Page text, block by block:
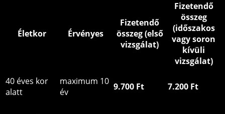
Életkor Érvényes
Fizetendő
összeg (első
vizsgálat)
Fizetendő
összeg
(időszakos
vagy soron
kívüli
vizsgálat)
40 éves kor
alatt
maximum 10
év
9.700 Ft 7.200 Ft